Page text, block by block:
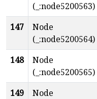
(_:node5200563)
147
Node
(_:node5200564)
148
Node
(_:node5200565)
149
Node